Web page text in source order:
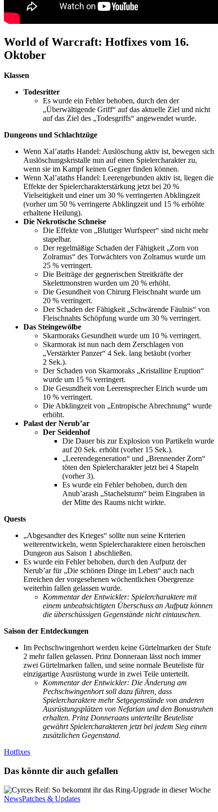
World of Warcraft: Hotfixes vom 16.
Oktober
Klassen
Todesritter
Es wurde ein Fehler behoben, durch den der
„Überwältigende Griff“ auf das aktuelle Ziel und nicht
auf das Ziel des „Todesgriffs“ angewendet wurde.
Dungeons und Schlachtzüge
Wenn Xal’ataths Handel: Auslöschung aktiv ist, bewegen sich
Auslöschungskristalle nun auf einen Spielercharakter zu,
wenn sie im Kampf keinen Gegner finden können.
Wenn Xal’ataths Handel: Leerengebunden aktiv ist, liegen die
Effekte der Spielercharakterstärkung jetzt bei 20 %
Vielseitigkeit und einer um 30 % verringerten Abklingzeit
(vorher um 50 % verringerte Abklingzeit und 15 % erhöhte
erhaltene Heilung).
Die Nekrotische Schneise
Die Effekte von „Blutiger Wurfspeer“ sind nicht mehr
stapelbar.
Der regelmäßige Schaden der Fähigkeit „Zorn von
Zolramus“ des Torwächters von Zolramus wurde um
25 % verringert.
Die Beiträge der gegnerischen Streitkräfte der
Skelettmonstren wurden um 20 % erhöht.
Die Gesundheit von Chirurg Fleischnaht wurde um
20 % verringert.
Der Schaden der Fähigkeit „Schwärende Fäulnis“ von
Fleischnahts Schöpfung wurde um 30 % verringert.
Das Steingewölbe
Skarmoraks Gesundheit wurde um 10 % verringert.
Skarmorak ist nun nach dem Zerschlagen von
„Verstärkter Panzer“ 4 Sek. lang betäubt (vorher
2 Sek.).
Der Schaden von Skarmoraks „Kristalline Eruption“
wurde um 15 % verringert.
Die Gesundheit von Leerensprecher Eirich wurde um
10 % verringert.
Die Abklingzeit von „Entropische Abrechnung“ wurde
erhöht.
Palast der Nerub’ar
Der Seidenhof
Die Dauer bis zur Explosion von Partikeln wurde
auf 20 Sek. erhöht (vorher 15 Sek.).
„Leerendegeneration“ und „Brennender Zorn“
töten den Spielercharakter jetzt bei 4 Stapeln
(vorher 3).
Es wurde ein Fehler behoben, durch den
Anub’arash „Stachelsturm“ beim Eingraben in
der Mitte des Raums nicht wirkte.
Quests
„Abgesandter des Krieges“ sollte nun seine Kriterien
weiterentwickeln, wenn Spielercharaktere einen heroischen
Dungeon aus Saison 1 abschließen.
Es wurde ein Fehler behoben, durch den Aufputz der
Nerub’ar für „Die schönen Dinge im Leben“ auch nach
Erreichen der vorgesehenen wöchentlichen Obergrenze
weiterhin fallen gelassen wurde.
Kommentar der Entwickler: Spielercharaktere mit
einem unbeabsichtigten Überschuss an Aufputz können
die überschüssigen Gegenstände nicht eintauschen.
Saison der Entdeckungen
Im Pechschwingenhort werden keine Gürtelmarken der Stufe
2 mehr fallen gelassen. Prinz Donneraan lässt noch immer
zwei Gürtelmarken fallen, und seine normale Beuteliste für
einzigartige Ausrüstung wurde in zwei Teile unterteilt.
Kommentar der Entwickler: Die Änderung am
Pechschwingenhort soll dazu führen, dass
Spielercharaktere mehr Setgegenstände von anderen
Ausrüstungsplätzen von Nefarian und den Bonustruhen
erhalten. Prinz Donneraans unterteilte Beuteliste
gewährt Spielercharakteren jetzt bei jedem Sieg einen
zusätzlichen Gegenstand.
Hotfixes
Das könnte dir auch gefallen
NewsPatches & Updates